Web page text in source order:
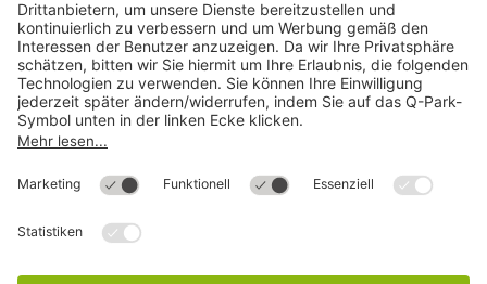
Download
Cookie Informationen
©